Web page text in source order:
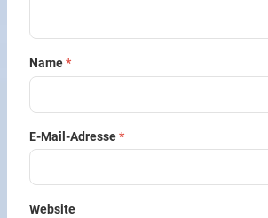
Name*
E-Mail-Adresse*
Website